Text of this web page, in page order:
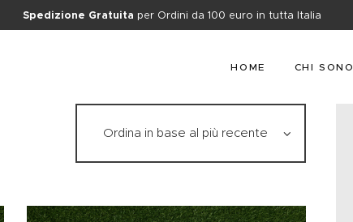
Spedizione Gratuita per Ordini da 100 euro in tutta Italia
HOME CHI SONO
HOME
CONTATTI